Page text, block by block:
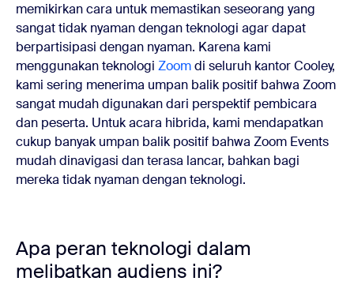
memikirkan cara untuk memastikan seseorang yang
sangat tidak nyaman dengan teknologi agar dapat
berpartisipasi dengan nyaman. Karena kami
menggunakan teknologi Zoomdi seluruh kantor Cooley,
kami sering menerima umpan balik positif bahwa Zoom
sangat mudah digunakan dari perspektif pembicara
dan peserta. Untuk acara hibrida, kami mendapatkan
cukup banyak umpan balik positif bahwa Zoom Events
mudah dinavigasi dan terasa lancar, bahkan bagi
mereka tidak nyaman dengan teknologi.
Apa peran teknologi dalam
melibatkan audiens ini?